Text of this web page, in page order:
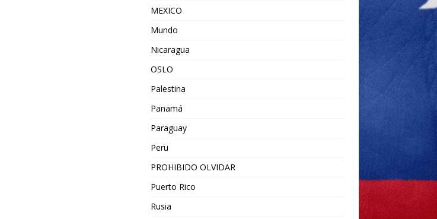
MEXICO
Mundo
Nicaragua
OSLO
Palestina
Panamá
Paraguay
Peru
PROHIBIDO OLVIDAR
Puerto Rico
Rusia